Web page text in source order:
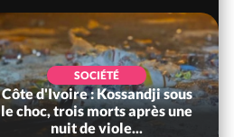
SOCIÉTÉ
Côte d'Ivoire : Kossandji sous
le choc, trois morts après une
nuit de viole...